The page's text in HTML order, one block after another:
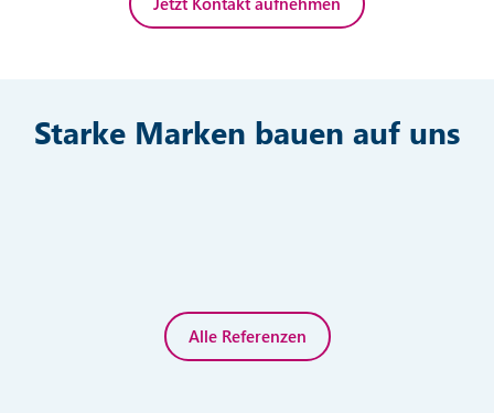
Starke Marken bauen auf uns
Alle Referenzen